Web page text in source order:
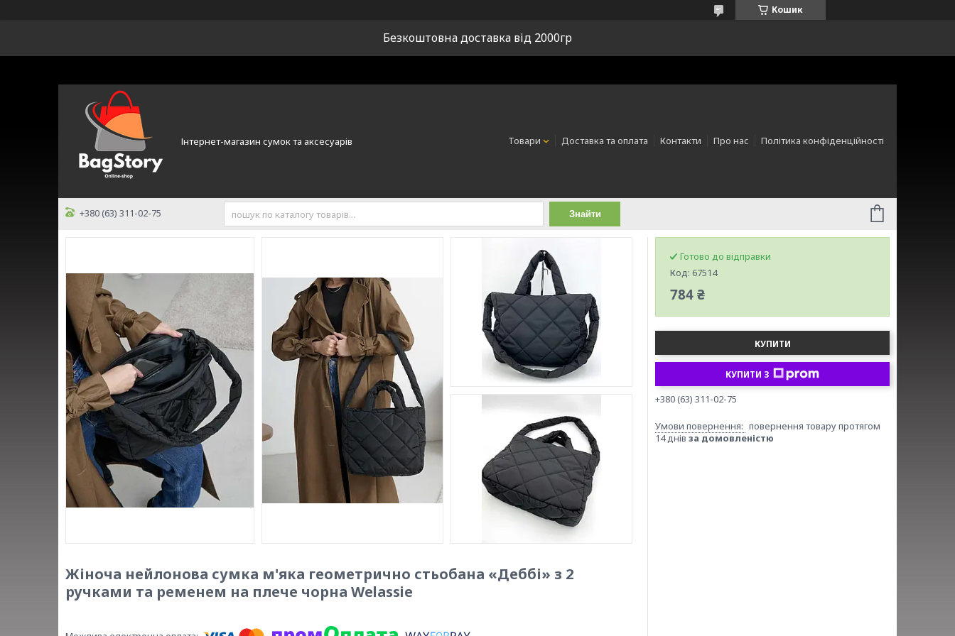
Кошик
Безкоштовна доставка від 2000гр
Інтернет-магазин сумок та аксесуарів Товари Доставка та оплата Контакти Про нас Політика конфіденційності
+380 (63) 311-02-75 Знайти
Жіноча нейлонова сумка м'яка геометрично стьобана «Деббі» з 2
ручками та ременем на плече чорна Welassie
Готово до відправки
Код: 67514
784 ₴
КУПИТИ
КУПИТИ З
+380 (63) 311-02-75
повернення товару протягом
14 днів за домовленістю